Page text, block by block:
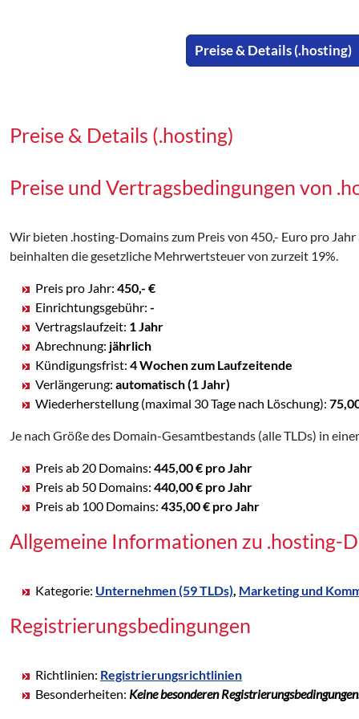
Preise & Details (.hosting)
Preise & Details (.hosting)
Preise und Vertragsbedingungen von
Wir bieten .hosting-Domains zum Preis von 450,- Euro pro
beinhalten die gesetzliche Mehrwertsteuer von zurzeit 19%.
Preis pro Jahr: 450,- €
Einrichtungsgebühr: -
Vertragslaufzeit: 1 Jahr
Abrechnung: jährlich
Kündigungsfrist: 4 Wochen zum Laufzeitende
Verlängerung: automatisch (1 Jahr)
Wiederherstellung (maximal 30 Tage nach Löschung):
Je nach Größe des Domain-Gesamtbestands (alle TLDs) in
Preis ab 20 Domains: 445,00 € pro Jahr
Preis ab 50 Domains: 440,00 € pro Jahr
Preis ab 100 Domains: 435,00 € pro Jahr
Allgemeine Informationen zu .hosting-
Kategorie: Unternehmen (59 TLDs) Marketing und
Registrierungsbedingungen
Richtlinien: Registrierungsrichtlinien
Besonderheiten: Keine besonderen